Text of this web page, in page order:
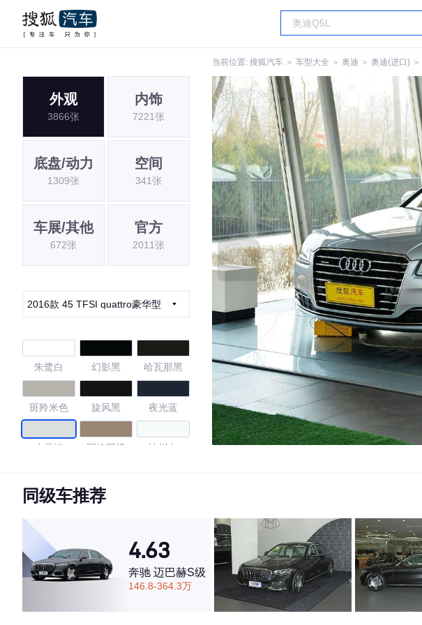
当前位置: 搜狐汽车 ＞ 车型大全 ＞ 奥迪 ＞ 奥迪(进口) ＞
外观
3866张
内饰
7221张
底盘/动力
1309张
空间
341张
车展/其他
672张
官方
2011张
2016款 45 TFSI quattro豪华型
朱鹭白 幻影黑 哈瓦那黑
斑羚米色 旋风黑 夜光蓝
水晶银 阿格斯棕 冰川白
季风灰 星云灰
炫目黑
4.62
同级车推荐
4.63
奔驰 迈巴赫S级
146.8-364.3万